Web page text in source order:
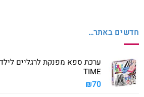
חדשים באתר…
TIME
₪70